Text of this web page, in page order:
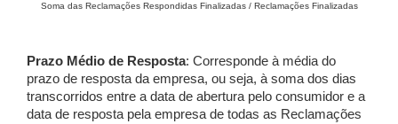
Soma das Reclamações Respondidas Finalizadas / Reclamações Finalizadas
Prazo Médio de Resposta: Corresponde à média do
prazo de resposta da empresa, ou seja, à soma dos dias
transcorridos entre a data de abertura pelo consumidor e a
data de resposta pela empresa de todas as Reclamações